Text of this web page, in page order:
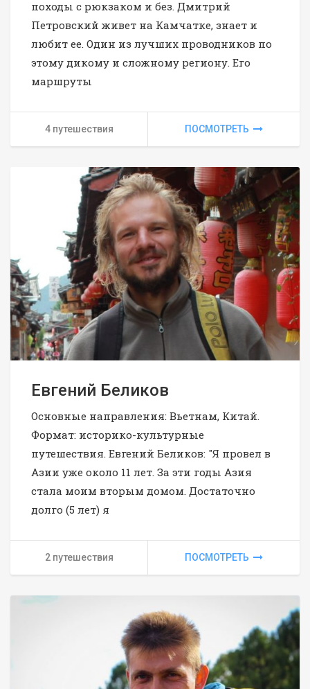
походы с рюкзаком и без. Дмитрий
Петровский живет на Камчатке, знает и
любит ее. Один из лучших проводников по
этому дикому и сложному региону. Его
маршруты
4 путешествия ПОСМОТРЕТЬ
Евгений Беликов
Основные направления: Вьетнам, Китай.
Формат: историко-культурные
путешествия. Евгений Беликов: "Я провел в
Азии уже около 11 лет. За эти годы Азия
стала моим вторым домом. Достаточно
долго (5 лет) я
2 путешествия ПОСМОТРЕТЬ